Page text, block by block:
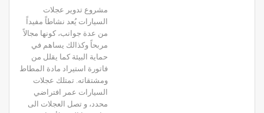
مشروع تدوير عجلات
السيارات يُعد نشاطاً مفيداً
من عدة جوانب، كونها مجالاً
مربحاً وكذالك يساهم في
حماية البيئة كما يقلل من
فاتورة استيراد مادة المطاط
ومشتقاته. تمتلك عجلات
السيارات عمر افتراضي
محدد، و تصل العجلات الى